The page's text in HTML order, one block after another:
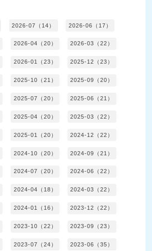
2026-07（14） 2026-06（17）
2026-04（20） 2026-03（22）
2026-01（23） 2025-12（23）
2025-10（21） 2025-09（20）
2025-07（20） 2025-06（21）
2025-04（20） 2025-03（22）
2025-01（20） 2024-12（22）
2024-10（20） 2024-09（21）
2024-07（20） 2024-06（22）
2024-04（18） 2024-03（22）
2024-01（16） 2023-12（22）
2023-10（22） 2023-09（23）
2023-07（24） 2023-06（35）